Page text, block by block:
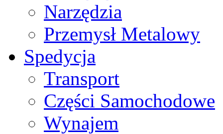
Narzędzia
Przemysł Metalowy
Spedycja
Transport
Części Samochodowe
Wynajem